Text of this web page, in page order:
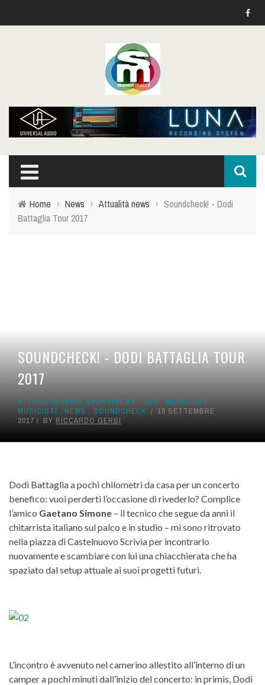
Home › News › Attualità news › Soundcheck! - Dodi
Battaglia Tour 2017
SOUNDCHECK! - DODI BATTAGLIA TOUR
2017
ATTUALITÀ NEWS, EVENTINEWS , LIVE , MUSIC LIFE ,
MUSICISTI , NEWS , SOUNDCHECK
16 SETTEMBRE
2017
BY RICCARDO GERBI
Dodi Battaglia a pochi chilometri da casa per un concerto
benefico: vuoi perderti l’occasione di rivederlo? Complice
l’amico Gaetano Simone – il tecnico che segue da anni il
chitarrista italiano sul palco e in studio – mi sono ritrovato
nella piazza di Castelnuovo Scrivia per incontrarlo
nuovamente e scambiare con lui una chiacchierata che ha
spaziato dal setup attuale ai suoi progetti futuri.
L’incontro è avvenuto nel camerino allestito all’interno di un
camper a pochi minuti dall’inizio del concerto: in primis, Dodi